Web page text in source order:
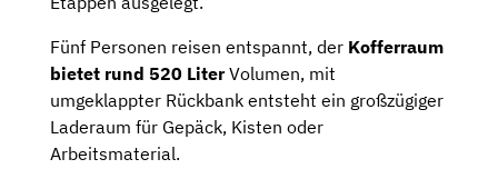
Fünf Personen reisen entspannt, der Kofferraum
bietet rund 520 LiterVolumen, mit
umgeklappter Rückbank entsteht ein großzügiger
Laderaum für Gepäck, Kisten oder
Arbeitsmaterial.